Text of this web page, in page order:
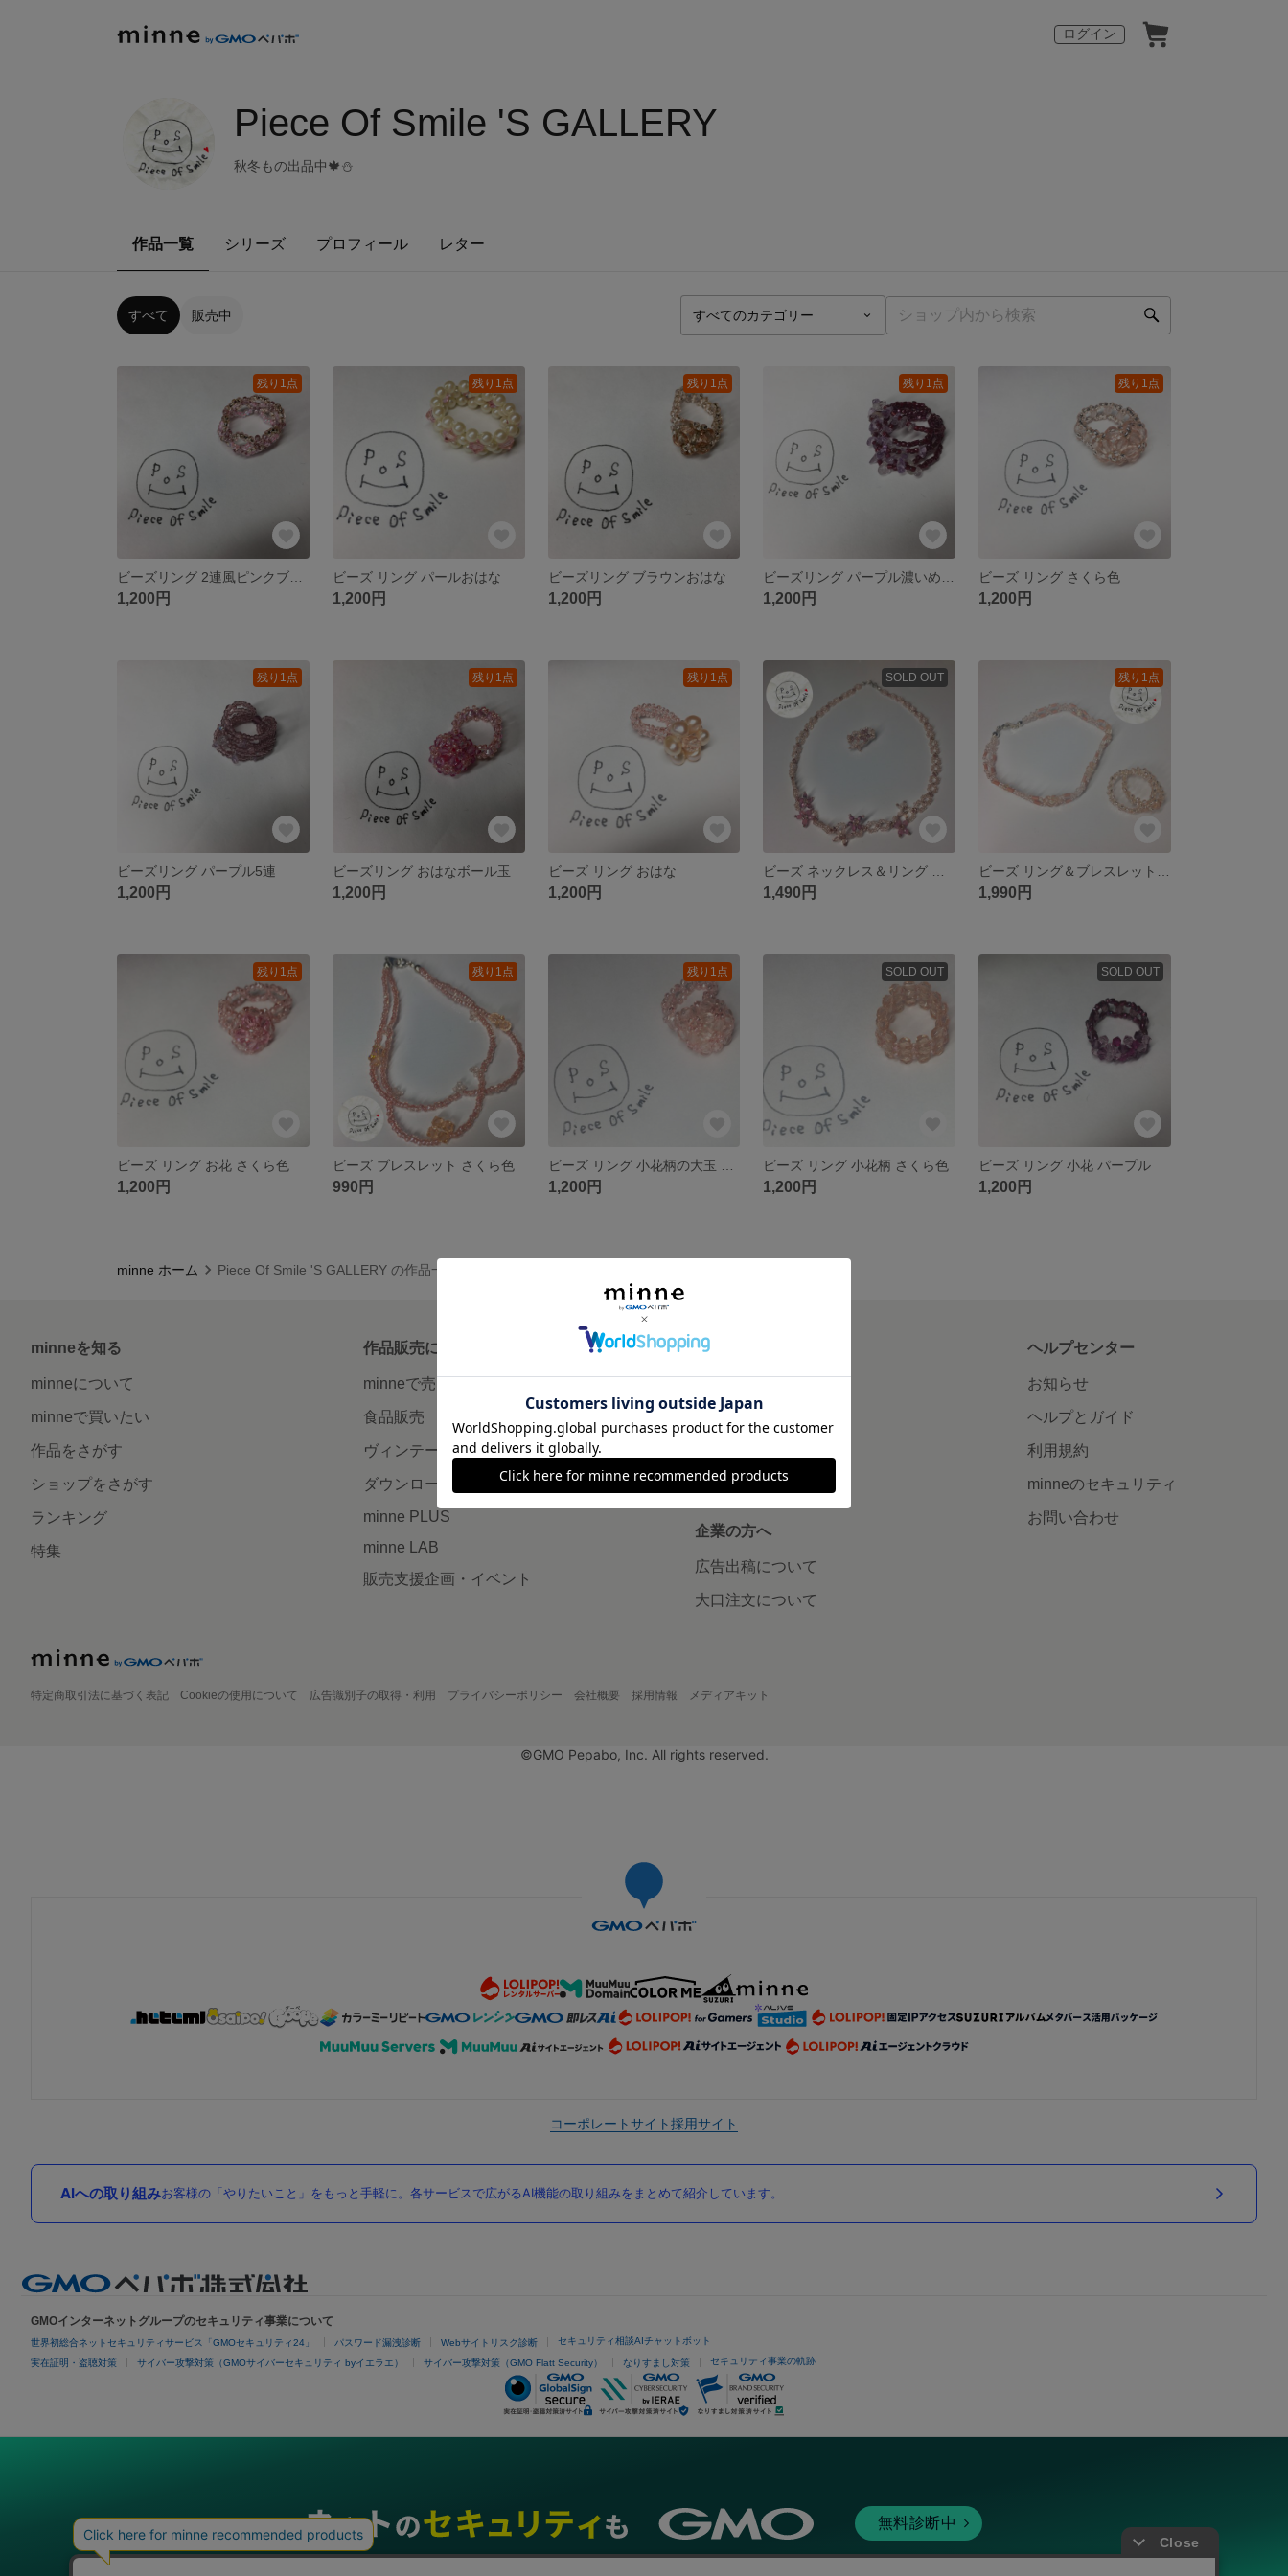
ログイン
Piece Of Smile 'S GALLERY
秋冬もの出品中🍁⛄️
作品一覧 シリーズ プロフィール レター
すべて 販売中
残り1点
1,200円
残り1点
ビーズ リング パールおはな
1,200円
残り1点
ビーズリング ブラウンおはな
1,200円
残り1点
1,200円
残り1点
ビーズ リング さくら色
1,200円
残り1点
ビーズリング パープル5連
1,200円
残り1点
ビーズリング おはなボール玉
1,200円
残り1点
ビーズ リング おはな
1,200円
SOLD OUT
1,490円
残り1点
1,990円
残り1点
ビーズ リング お花 さくら色
1,200円
残り1点
ビーズ ブレスレット さくら色
990円
残り1点
1,200円
SOLD OUT
ビーズ リング 小花柄 さくら色
1,200円
SOLD OUT
ビーズ リング 小花 パープル
1,200円
minne ホーム Piece Of Smile 'S GALLERY の作品一覧
minneを知る
minneについて
minneで買いたい
作品をさがす
ショップをさがす
ランキング
特集
作品販売について
minneで売りたい
食品販売
ヴィンテージ販売
ダウンロード販売
minne PLUS
minne LAB
販売支援企画・イベント
読みもの
minne学習帖
minneの本
企業の方へ
広告出稿について
大口注文について
ヘルプセンター
お知らせ
ヘルプとガイド
利用規約
minneのセキュリティ
お問い合わせ
特定商取引法に基づく表記 Cookieの使用について 広告識別子の取得・利用 プライバシーポリシー 会社概要 採用情報 メディアキット
©GMO Pepabo, Inc. All rights reserved.
コーポレートサイト採用サイト
AIへの取り組みお客様の「やりたいこと」をもっと手軽に。各サービスで広がるAI機能の取り組みをまとめて紹介しています。
GMOインターネットグループのセキュリティ事業について
世界初総合ネットセキュリティサービス「GMOセキュリティ24」 パスワード漏洩診断 Webサイトリスク診断 セキュリティ相談AIチャットボット
実在証明・盗聴対策 サイバー攻撃対策（GMOサイバーセキュリティ byイエラエ） サイバー攻撃対策（GMO Flatt Security） なりすまし対策 セキュリティ事業の軌跡
無料診断中